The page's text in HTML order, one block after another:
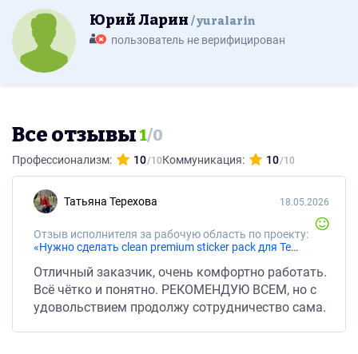
Юрий Ларин yuralarin
пользователь не верифицирован
Все отзывы1/0
Профессионализм: 10 Коммуникация: 10
Татьяна Терехова
Отзыв исполнителя за рабочую область по проекту:
«Нужно сделать clean premium sticker pack для Telegram/MAX на основе логотипа компании»
18.05.2026
Отличный заказчик, очень комфортно работать.
Всё чётко и понятно. РЕКОМЕНДУЮ ВСЕМ, но с
удовольствием продолжу сотрудничество сама.